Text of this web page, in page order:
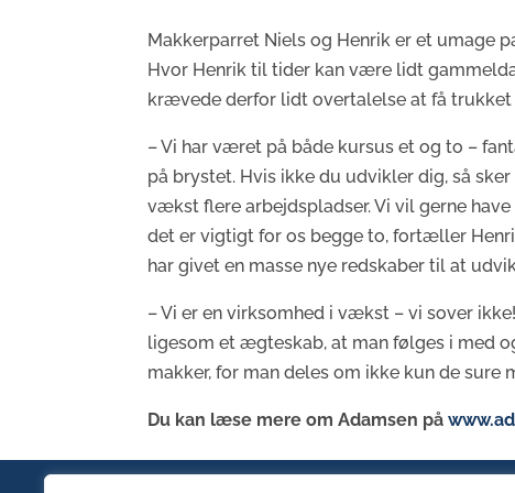
Makkerparret Niels og Henrik er et umage
Hvor Henrik til tider kan være lidt
krævede derfor lidt overtalelse at få
– Vi har været på både kursus et og to –
på brystet. Hvis ikke du udvikler dig, så
vækst flere arbejdspladser. Vi vil gerne
det er vigtigt for os begge to, fortæller
har givet en masse nye redskaber til at
– Vi er en virksomhed i vækst – vi sover
ligesom et ægteskab, at man følges i med
makker, for man deles om ikke kun de sure
Du kan læse mere om Adamsen på